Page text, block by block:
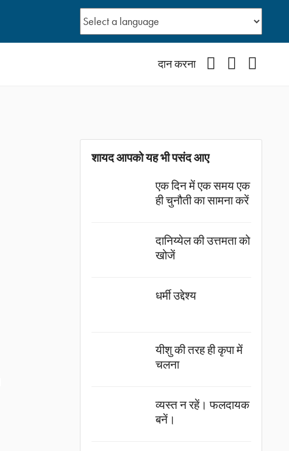
दान करना
शायद आपको यह भी पसंद आए
एक दिन में एक समय एक
ही चुनौती का सामना करें
दानिय्येल की उत्तमता को
खोजें
धर्मी उद्देश्य
यीशु की तरह ही कृपा में
चलना
व्यस्त न रहें। फलदायक
बनें।